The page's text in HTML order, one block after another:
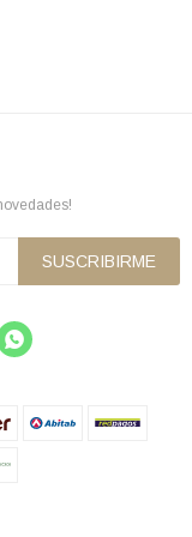
SUSCRIBIRME
